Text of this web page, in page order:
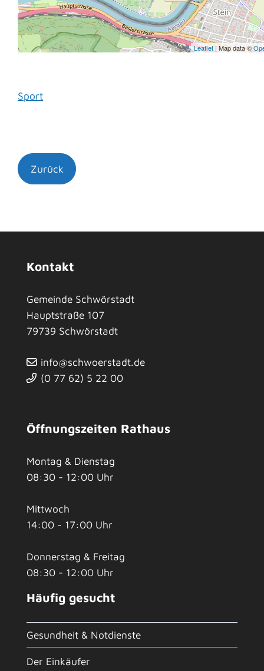
Leaflet| Map data ©
Sport
Zurück
Kontakt
Gemeinde Schwörstadt
Hauptstraße 107
79739 Schwörstadt
info@schwoerstadt.de
(0 77 62) 5 22 00
Öffnungszeiten Rathaus
Montag & Dienstag
08:30 - 12:00 Uhr
Mittwoch
14:00 - 17:00 Uhr
Donnerstag & Freitag
08:30 - 12:00 Uhr
Häufig gesucht
Gesundheit & Notdienste
Der Einkäufer